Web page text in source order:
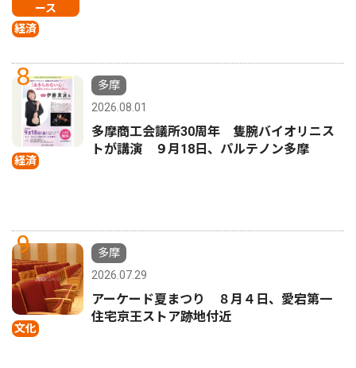
ース
経済
8
経済
多摩
2026.08.01
多摩商工会議所30周年 隻腕バイオリニス
トが講演 ９月18日、パルテノン多摩
9
文化
多摩
2026.07.29
アーケード夏まつり ８月４日、愛宕第一
住宅京王ストア跡地付近